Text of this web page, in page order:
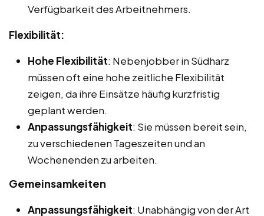
Verfügbarkeit des Arbeitnehmers.
Flexibilität:
Hohe Flexibilität: Nebenjobber in Südharz
müssen oft eine hohe zeitliche Flexibilität
zeigen, da ihre Einsätze häufig kurzfristig
geplant werden.
Anpassungsfähigkeit: Sie müssen bereit sein,
zu verschiedenen Tageszeiten und an
Wochenenden zu arbeiten.
Gemeinsamkeiten
Anpassungsfähigkeit: Unabhängig von der Art